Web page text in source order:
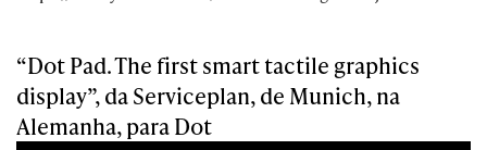
“Dot Pad. The first smart tactile graphics
display”, da Serviceplan, de Munich, na
Alemanha, para Dot